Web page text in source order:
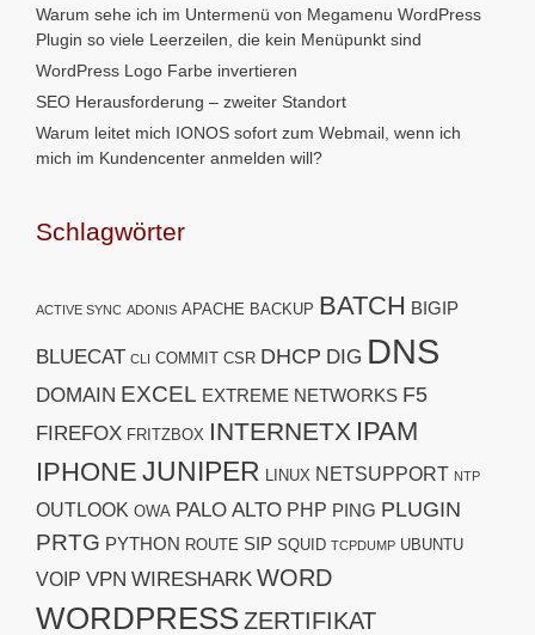
Warum sehe ich im Untermenü von Megamenu WordPress
Plugin so viele Leerzeilen, die kein Menüpunkt sind
WordPress Logo Farbe invertieren
SEO Herausforderung – zweiter Standort
Warum leitet mich IONOS sofort zum Webmail, wenn ich
mich im Kundencenter anmelden will?
Schlagwörter
ACTIVE SYNC ADONIS APACHE BACKUP BATCH BIGIP
BLUECAT CLI COMMIT CSR DHCP DIG DNS
DOMAIN EXCEL EXTREME NETWORKS F5
FIREFOX FRITZBOX INTERNETX IPAM
IPHONE JUNIPER LINUX NETSUPPORT NTP
OUTLOOK OWA PALO ALTO PHP PING PLUGIN
PRTG PYTHON ROUTE SIP SQUID TCPDUMP UBUNTU
VOIP VPN WIRESHARK WORD
WORDPRESSZERTIFIKAT